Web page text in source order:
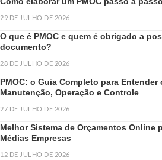
29 DE JULHO DE 2026
O que é PMOC e quem é obrigado a
documento?
28 DE JULHO DE 2026
PMOC: o Guia Completo para Entender
Manutenção, Operação e Controle
27 DE JULHO DE 2026
Melhor Sistema de Orçamentos Online
Médias Empresas
12 DE JULHO DE 2026